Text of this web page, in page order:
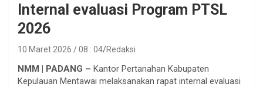
Internal evaluasi Program PTSL
2026
10 Maret 2026 / 08 : 04 Redaksi
NMM | PADANG – Kantor Pertanahan Kabupaten
Kepulauan Mentawai melaksanakan rapat internal evaluasi